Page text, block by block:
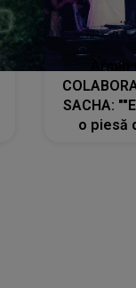
SACHA:
o piesă